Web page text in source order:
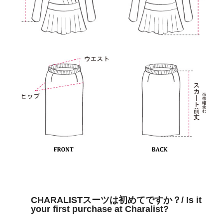
CHARALISTスーツは初めてですか？/ Is it
your first purchase at Charalist?